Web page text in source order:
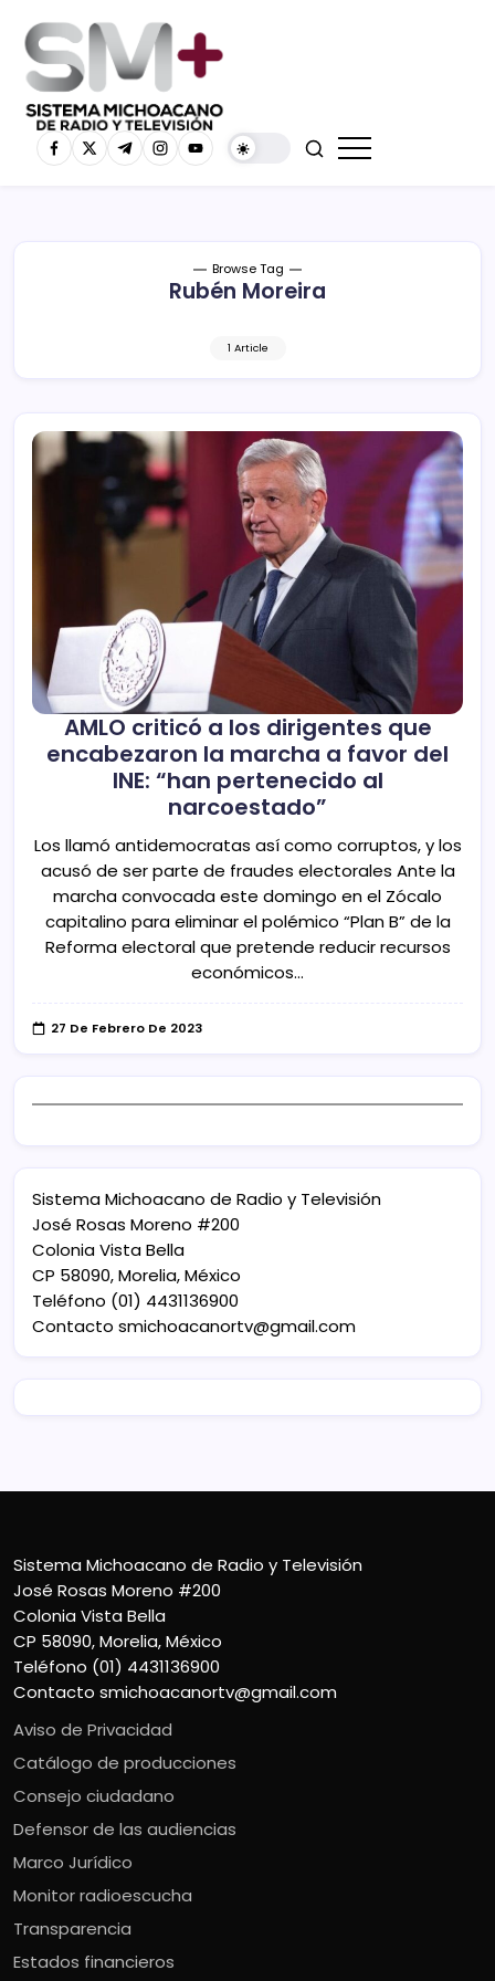
Browse Tag
Rubén Moreira
1 Article
AMLO criticó a los dirigentes que
encabezaron la marcha a favor del
INE: “han pertenecido al
narcoestado”
Los llamó antidemocratas así como corruptos, y los
acusó de ser parte de fraudes electorales Ante la
marcha convocada este domingo en el Zócalo
capitalino para eliminar el polémico “Plan B” de la
Reforma electoral que pretende reducir recursos
económicos…
27 De Febrero De 2023
Sistema Michoacano de Radio y Televisión
José Rosas Moreno #200
Colonia Vista Bella
CP 58090, Morelia, México
Teléfono (01) 4431136900
Contacto smichoacanortv@gmail.com
Sistema Michoacano de Radio y Televisión
José Rosas Moreno #200
Colonia Vista Bella
CP 58090, Morelia, México
Teléfono (01) 4431136900
Contacto smichoacanortv@gmail.com
Aviso de Privacidad
Catálogo de producciones
Consejo ciudadano
Defensor de las audiencias
Marco Jurídico
Monitor radioescucha
Transparencia
Estados financieros